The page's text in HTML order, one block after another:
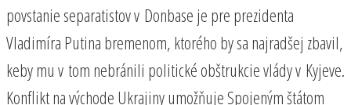
povstanie separatistov v Donbase je pre prezidenta
Vladimíra Putina bremenom, ktorého by sa najradšej zbavil,
keby mu v tom nebránili politické obštrukcie vlády v Kyjeve.
Konflikt na východe Ukrajiny umožňuje Spojeným štátom